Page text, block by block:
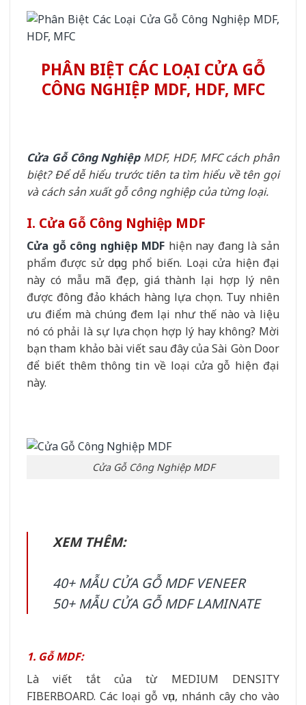
PHÂN BIỆT CÁC LOẠI CỬA GỖ
CÔNG NGHIỆP MDF, HDF, MFC
Cửa Gỗ Công NghiệpMDF, HDF, MFC cách phân
biệt? Để dễ hiểu trước tiên ta tìm hiểu về tên gọi
và cách sản xuất gỗ công nghiệp của từng loại.
I. Cửa Gỗ Công Nghiệp MDF
Cửa gỗ công nghiệp MDF hiện nay đang là sản
phẩm được sử dụng phổ biến. Loại cửa hiện đại
này có mẫu mã đẹp, giá thành lại hợp lý nên
được đông đảo khách hàng lựa chọn. Tuy nhiên
ưu điểm mà chúng đem lại như thế nào và liệu
nó có phải là sự lựa chọn hợp lý hay không? Mời
bạn tham khảo bài viết sau đây của Sài Gòn Door
để biết thêm thông tin về loại cửa gỗ hiện đại
này.
Cửa Gỗ Công Nghiệp MDF
XEM THÊM:
40+ MẪU CỬA GỖ MDF VENEER
50+ MẪU CỬA GỖ MDF LAMINATE
1. Gỗ MDF:
Là viết tắt của từ MEDIUM DENSITY
FIBERBOARD. Các loại gỗ vụn, nhánh cây cho vào